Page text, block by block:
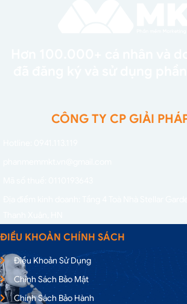
CÔNG TY CP GIẢI
ĐIỀU KHOẢN CHÍNH SÁCH
Điều Khoản Sử Dụng
Chính Sách Bảo Mật
Chính Sách Bảo Hành